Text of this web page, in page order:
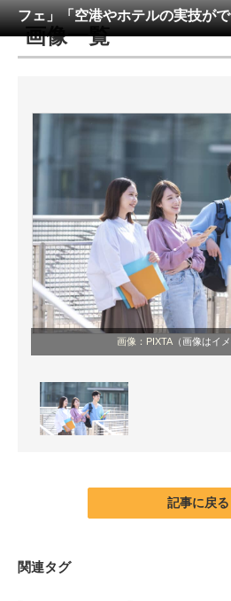
メディア
注目記事を集めた総合ページ
スマホと通信の最新トレンド
好きが集まる 比べて選べる
ビジネスと働き方のヒント
AI活用のいまが分かる
企業ITのトレンドを詳説
経営リーダーのコミュニティ
マーケ×ITの今がよく分かる
ITエンジニア向け専門サイト
IT製品の技術・比較・事例
モノづくり技術者専門サイト
フェ」「空港やホテルの実技が
画像一覧
画像：PIXTA （画像はイ
記事に戻る
関連タグ